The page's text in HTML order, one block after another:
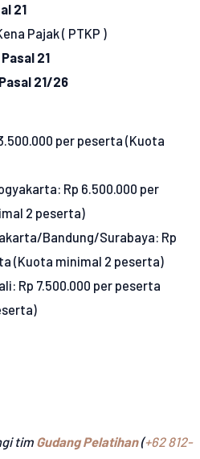
21
Pajak ( PTKP )
21
21/26
per peserta (Kuota
Rp 6.500.000 per
2 peserta)
Bandung/Surabaya: Rp
(Kuota minimal 2 peserta)
Rp 7.500.000 per peserta
tim Gudang Pelatihan(+62 812-